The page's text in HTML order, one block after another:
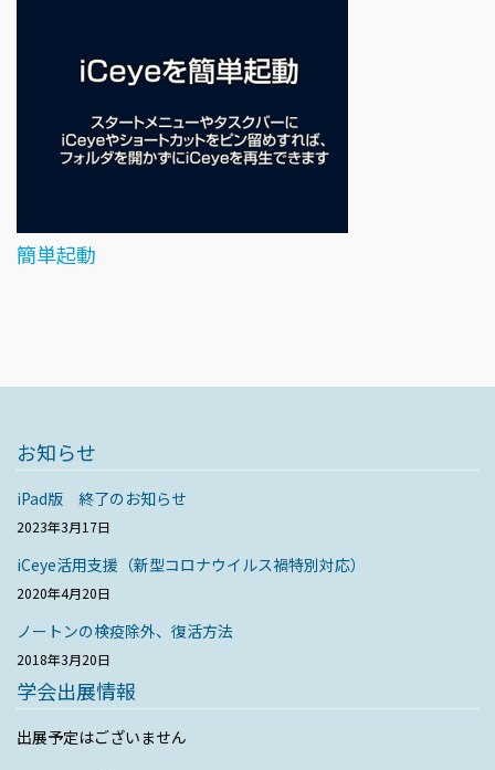
簡単起動
お知らせ
iPad版 終了のお知らせ
2023年3月17日
iCeye活用支援（新型コロナウイルス禍特別対応）
2020年4月20日
ノートンの検疫除外、復活方法
2018年3月20日
学会出展情報
出展予定はございません